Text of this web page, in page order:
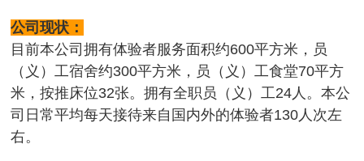
公司现状：
目前本公司拥有体验者服务面积约600平方米，员
（义）工宿舍约300平方米，员（义）工食堂70平方
米，按推床位32张。拥有全职员（义）工24人。本公
司日常平均每天接待来自国内外的体验者130人次左
右。